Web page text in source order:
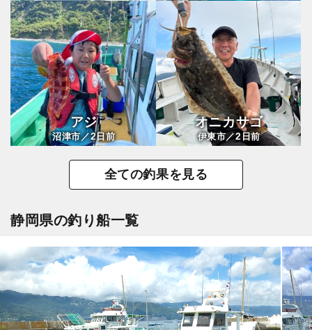
アジ
沼津市／2日前
オニカサゴ
伊東市／2 日前
全ての釣果を見る
静岡県の釣り船一覧